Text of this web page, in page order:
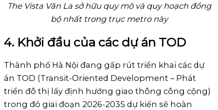
The Vista Văn La sở hữu quy mô và quy hoạch đồng
bộ nhất trong trục metro này
4. Khởi đầu của các dự án TOD
Thành phố Hà Nội đang gấp rút triển khai các dự
án TOD (Transit-Oriented Development – Phát
triển đô thị lấy định hướng giao thông công cộng)
trong đó giai đoạn 2026-2035 dự kiến sẽ hoàn